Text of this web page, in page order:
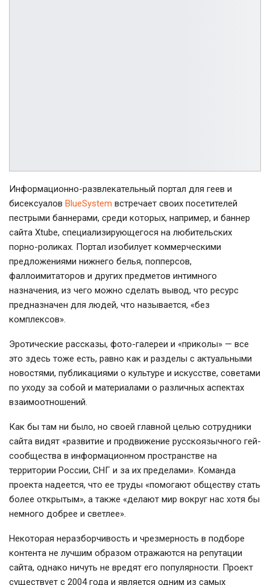
Информационно-развлекательный портал для геев и
бисексуалов BlueSystem встречает своих посетителей
пестрыми баннерами, среди которых, например, и баннер
сайта Xtube, специализирующегося на любительских
порно-роликах. Портал изобилует коммерческими
предложениями нижнего белья, попперсов,
фаллоимитаторов и других предметов интимного
назначения, из чего можно сделать вывод, что ресурс
предназначен для людей, что называется, «без
комплексов».
Эротические рассказы, фото-галереи и «приколы» — все
это здесь тоже есть, равно как и разделы с актуальными
новостями, публикациями о культуре и искусстве, советами
по уходу за собой и материалами о различных аспектах
взаимоотношений.
Как бы там ни было, но своей главной целью сотрудники
сайта видят «развитие и продвижение русскоязычного гей-
сообщества в информационном пространстве на
территории России, СНГ и за их пределами». Команда
проекта надеется, что ее труды «помогают обществу стать
более открытым», а также «делают мир вокруг нас хотя бы
немного добрее и светлее».
Некоторая неразборчивость и чрезмерность в подборе
контента не лучшим образом отражаются на репутации
сайта, однако ничуть не вредят его популярности. Проект
существует с 2004 года и является одним из самых